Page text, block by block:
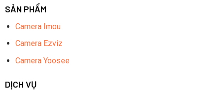
SẢN PHẨM
Camera Imou
Camera Ezviz
Camera Yoosee
DỊCH VỤ